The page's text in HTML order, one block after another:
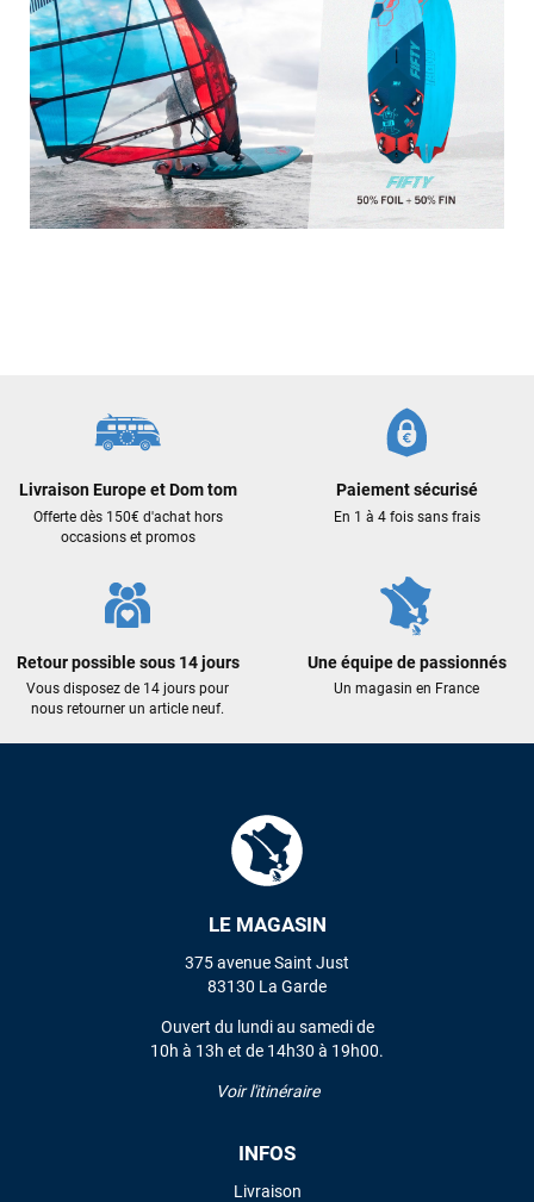
Livraison Europe et Dom tom
Offerte dès 150€ d'achat hors
occasions et promos
Paiement sécurisé
En 1 à 4 fois sans frais
Retour possible sous 14 jours
Vous disposez de 14 jours pour
nous retourner un article neuf.
Une équipe de passionnés
Un magasin en France
LE MAGASIN
375 avenue Saint Just
83130 La Garde
Ouvert du lundi au samedi de
10h à 13h et de 14h30 à 19h00.
Voir l'itinéraire
INFOS
Livraison
Maronui RICHMOND
il y a 3 mois
J'ai acheté une voile d'occasion depuis Tahiti. Super service.
L'envoi a été rapide. La voile est arrivée en super état.
Mauruuru roa.
VOIR TOUS LES AVIS